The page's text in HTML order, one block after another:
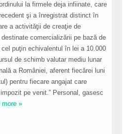
la firmele deja infiinate, care
şi a înregistrat distinct în
a activităţii de creaţie de
comercializării pe bază de
puţin echivalentul în lei a 10.000
de schimb valutar mediu lunar
a României, aferent fiecărei luni
pentru fiecare angajat care
pe venit.” Personal, gasesc
more »